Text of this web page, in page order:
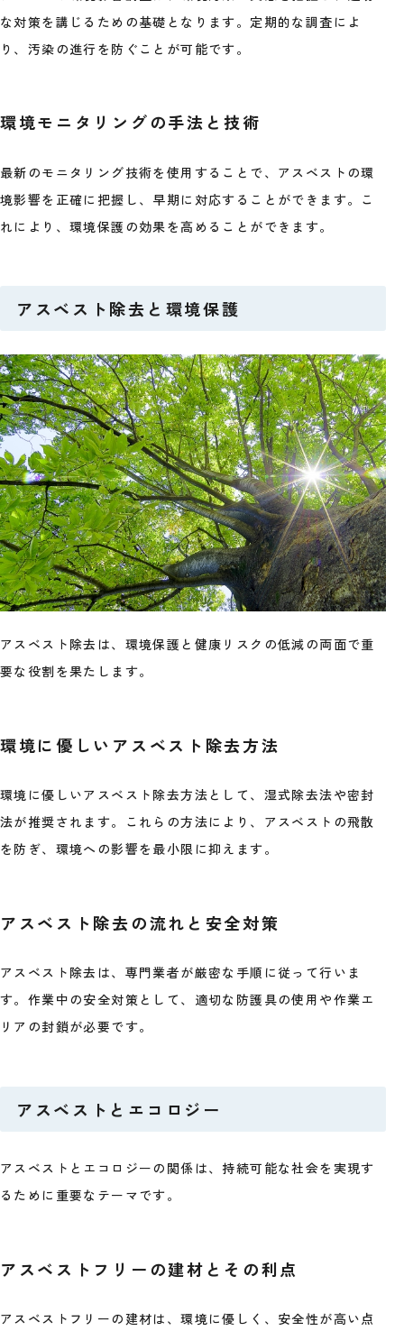
な対策を講じるための基礎となります。定期的な調査によ
り、汚染の進行を防ぐことが可能です。
環境モニタリングの手法と技術
最新のモニタリング技術を使用することで、アスベストの環
境影響を正確に把握し、早期に対応することができます。こ
れにより、環境保護の効果を高めることができます。
アスベスト除去と環境保護
アスベスト除去は、環境保護と健康リスクの低減の両面で重
要な役割を果たします。
環境に優しいアスベスト除去方法
環境に優しいアスベスト除去方法として、湿式除去法や密封
法が推奨されます。これらの方法により、アスベストの飛散
を防ぎ、環境への影響を最小限に抑えます。
アスベスト除去の流れと安全対策
アスベスト除去は、専門業者が厳密な手順に従って行いま
す。作業中の安全対策として、適切な防護具の使用や作業エ
リアの封鎖が必要です。
アスベストとエコロジー
アスベストとエコロジーの関係は、持続可能な社会を実現す
るために重要なテーマです。
アスベストフリーの建材とその利点
アスベストフリーの建材は、環境に優しく、安全性が高い点